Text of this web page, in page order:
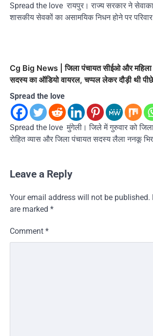
Spread the love रायपुर। राज्य सरकार ने
शासकीय सेवकों का असामयिक निधन होने पर
Cg Big News | जिला पंचायत सीईओ और महिला
सदस्य का ऑडियो वायरल, चप्पल लेकर दौड़ी थी पीछे
Spread the love
Spread the love मुंगेली। जिले में गुरुवार को
रोहित व्यास और जिला पंचायत सदस्य लैला ननकू
Leave a Reply
Your email address will not be published.
are marked *
Comment *